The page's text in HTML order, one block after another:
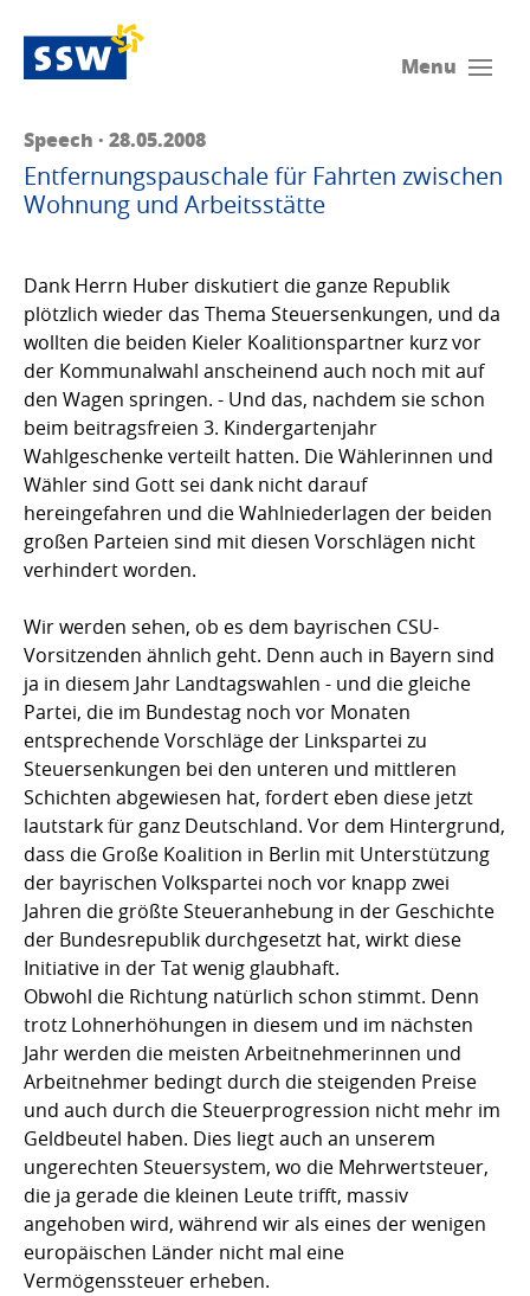
Menu
Speech · 28.05.2008
Entfernungspauschale für Fahrten zwischen
Wohnung und Arbeitsstätte
Dank Herrn Huber diskutiert die ganze Republik
plötzlich wieder das Thema Steuersenkungen, und da
wollten die beiden Kieler Koalitionspartner kurz vor
der Kommunalwahl anscheinend auch noch mit auf
den Wagen springen. - Und das, nachdem sie schon
beim beitragsfreien 3. Kindergartenjahr
Wahlgeschenke verteilt hatten. Die Wählerinnen und
Wähler sind Gott sei dank nicht darauf
hereingefahren und die Wahlniederlagen der beiden
großen Parteien sind mit diesen Vorschlägen nicht
verhindert worden.
Wir werden sehen, ob es dem bayrischen CSU-
Vorsitzenden ähnlich geht. Denn auch in Bayern sind
ja in diesem Jahr Landtagswahlen - und die gleiche
Partei, die im Bundestag noch vor Monaten
entsprechende Vorschläge der Linkspartei zu
Steuersenkungen bei den unteren und mittleren
Schichten abgewiesen hat, fordert eben diese jetzt
lautstark für ganz Deutschland. Vor dem Hintergrund,
dass die Große Koalition in Berlin mit Unterstützung
der bayrischen Volkspartei noch vor knapp zwei
Jahren die größte Steueranhebung in der Geschichte
der Bundesrepublik durchgesetzt hat, wirkt diese
Initiative in der Tat wenig glaubhaft.
Obwohl die Richtung natürlich schon stimmt. Denn
trotz Lohnerhöhungen in diesem und im nächsten
Jahr werden die meisten Arbeitnehmerinnen und
Arbeitnehmer bedingt durch die steigenden Preise
und auch durch die Steuerprogression nicht mehr im
Geldbeutel haben. Dies liegt auch an unserem
ungerechten Steuersystem, wo die Mehrwertsteuer,
die ja gerade die kleinen Leute trifft, massiv
angehoben wird, während wir als eines der wenigen
europäischen Länder nicht mal eine
Vermögenssteuer erheben.